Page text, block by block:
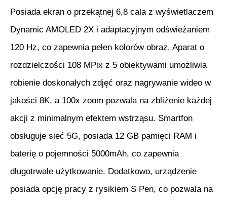
Posiada ekran o przekątnej 6,8 cala z wyświetlaczem
Dynamic AMOLED 2X i adaptacyjnym odświeżaniem
120 Hz, co zapewnia pełen kolorów obraz. Aparat o
rozdzielczości 108 MPix z 5 obiektywami umożliwia
robienie doskonałych zdjęć oraz nagrywanie wideo w
jakości 8K, a 100x zoom pozwala na zbliżenie każdej
akcji z minimalnym efektem wstrząsu. Smartfon
obsługuje sieć 5G, posiada 12 GB pamięci RAM i
baterię o pojemności 5000mAh, co zapewnia
długotrwałe użytkowanie. Dodatkowo, urządzenie
posiada opcję pracy z rysikiem S Pen, co pozwala na